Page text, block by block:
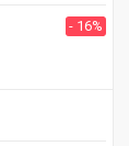
- 16%